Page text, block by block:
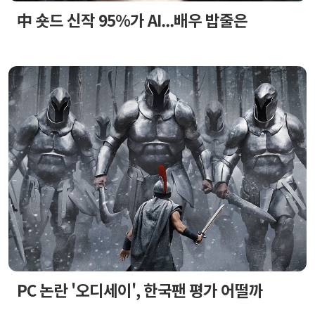
中 숏드 신작 95%가 AI...배우 밥줄은
PC 논란 '오디세이', 한국팬 평가 어떨까